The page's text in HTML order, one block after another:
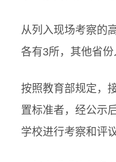
从列入现场考察的
各有3所，其他省
按照教育部规定，
置标准者，经公示
学校进行考察和评